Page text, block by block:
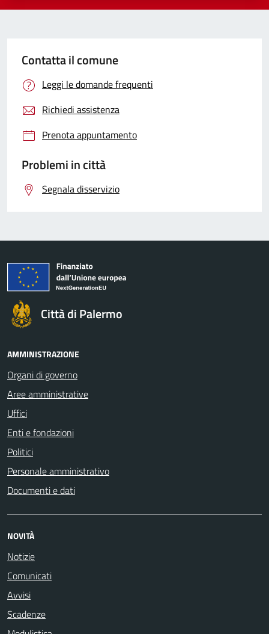
Contatta il comune
Leggi le domande frequenti
Richiedi assistenza
Prenota appuntamento
Problemi in città
Segnala disservizio
Città di Palermo
AMMINISTRAZIONE
Organi di governo
Aree amministrative
Uffici
Enti e fondazioni
Politici
Personale amministrativo
Documenti e dati
NOVITÀ
Notizie
Comunicati
Avvisi
Scadenze